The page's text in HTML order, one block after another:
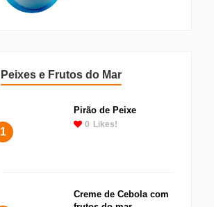
Peixes e Frutos do Mar
1
Pirão de Peixe
0 Likes!
Creme de Cebola com